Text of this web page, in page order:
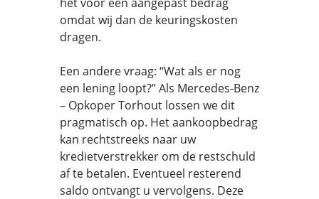
omdat wij dan de keuringskosten
dragen.
Een andere vraag: “Wat als er nog
een lening loopt?” Als Mercedes-Benz
– Opkoper Torhout lossen we dit
pragmatisch op. Het aankoopbedrag
kan rechtstreeks naar uw
kredietverstrekker om de restschuld
af te betalen. Eventueel resterend
saldo ontvangt u vervolgens. Deze